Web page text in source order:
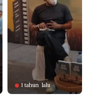
1 tahun lalu